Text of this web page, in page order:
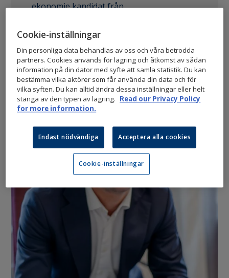
ekonomie kandidat från
managementkonsult på Kearney samt
jobbat med affärsutveckling och M&A på
techbolaget Beetroot AB.
Cookie-inställningar
Din personliga data behandlas av oss och våra betrodda
partners. Cookies används för lagring och åtkomst av sådan
information på din dator med syfte att samla statistik. Du kan
bestämma vilka aktörer som får använda din data och för
vilka syften. Du kan alltid ändra dessa inställningar eller helt
stänga av den typen av lagring. Read our Privacy Policy
for more information.
Endast nödvändiga Acceptera alla cookies
Cookie-inställningar